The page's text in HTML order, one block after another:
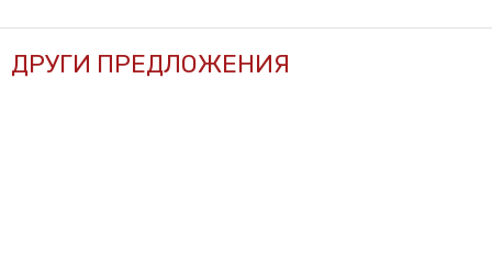
ДРУГИ ПРЕДЛОЖЕНИЯ